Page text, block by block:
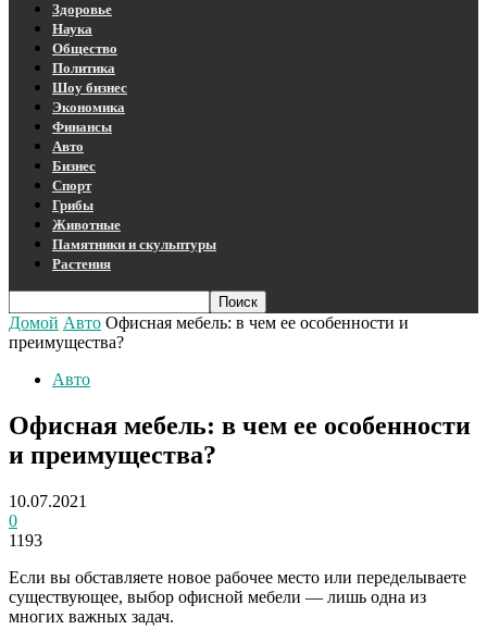
Здоровье
Наука
Общество
Политика
Шоу бизнес
Экономика
Финансы
Авто
Бизнес
Спорт
Грибы
Животные
Памятники и скульптуры
Растения
Домой Авто Офисная мебель: в чем ее особенности и
преимущества?
Авто
Офисная мебель: в чем ее особенности
и преимущества?
10.07.2021
0
1193
Если вы обставляете новое рабочее место или переделываете
существующее, выбор офисной мебели — лишь одна из
многих важных задач.